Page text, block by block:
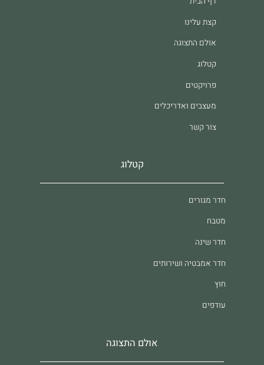
קצת עלינו
אולם התצוגה
קטלוג
פרויקטים
מעצבים ואדריכלים
צור קשר
קטלוג
חדר מגורים
מטבח
חדר שינה
חדר אמבטיה ושירותים
חוץ
עודפים
אולם התצוגה